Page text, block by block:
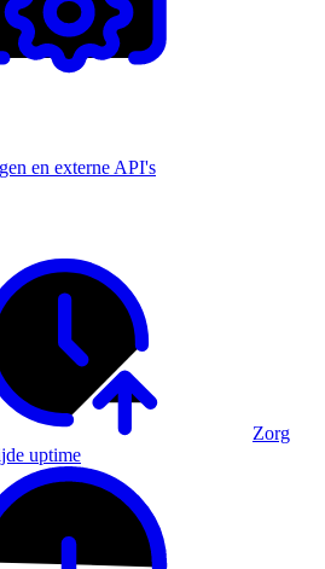
en externe API's
Zorg
uptime